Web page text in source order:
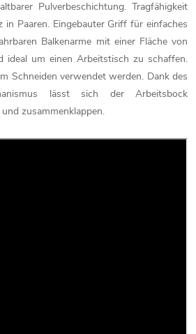
Pulverbeschichtung. Tragfähigkeit
in Paaren. Eingebauter Griff für einfaches
Balkenarme mit einer Fläche von
ideal um einen Arbeitstisch zu schaffen.
Schneiden verwendet werden. Dank des
lässt sich der Arbeitsbock
zusammenklappen.